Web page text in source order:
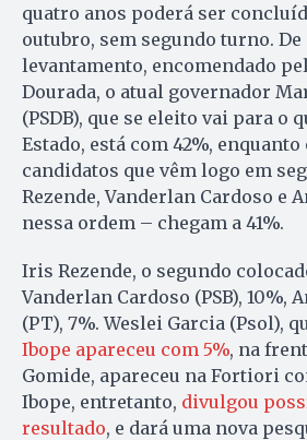
quatro anos poderá ser
outubro, sem segundo turno.
levantamento, encomendado
Dourada, o atual governador
(PSDB), que se eleito vai para o
Estado, está com 42%,
candidatos que vêm logo em
Rezende, Vanderlan Cardoso e
nessa ordem – chegam a 41%.
Iris Rezende, o segundo
Vanderlan Cardoso (PSB), 10%,
(PT), 7%. Weslei Garcia (Psol),
Ibope apareceu com 5%, na
Gomide, apareceu na Fortiori
Ibope, entretanto, divulgou
resultado, e dará uma nova